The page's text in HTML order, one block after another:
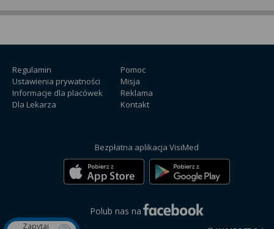
Regulamin
Ustawienia prywatności
Informacje dla placówek
Dla Lekarza
Pomoc
Misja
Reklama
Kontakt
Bezpłatna aplikacja VisiMed
Polub nas na
Zapytaj